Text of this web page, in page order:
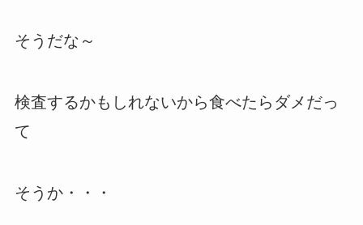
そうだな～
検査するかもしれないから食べたらダメだっ
て
そうか・・・